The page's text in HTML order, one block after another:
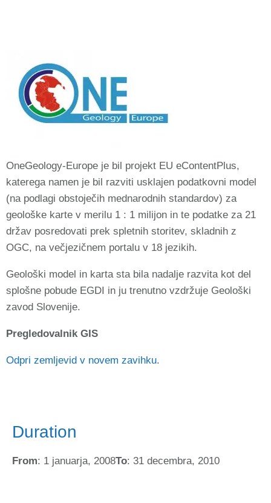
OneGeology-Europe je bil projekt EU eContentPlus,
katerega namen je bil razviti usklajen podatkovni model
(na podlagi obstoječih mednarodnih standardov) za
geološke karte v merilu 1 : 1 milijon in te podatke za 21
držav posredovati prek spletnih storitev, skladnih z
OGC, na večjezičnem portalu v 18 jezikih.
Geološki model in karta sta bila nadalje razvita kot del
splošne pobude EGDI in ju trenutno vzdržuje Geološki
zavod Slovenije.
Pregledovalnik GIS
Odpri zemljevid v novem zavihku.
Duration
From: 1 januarja, 2008To: 31 decembra, 2010